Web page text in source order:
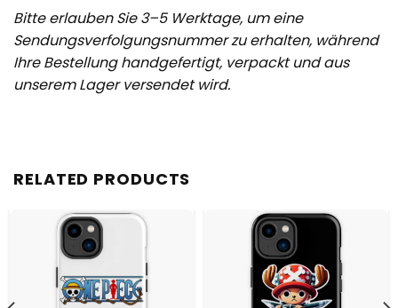
Bitte erlauben Sie 3–5 Werktage, um eine
Sendungsverfolgungsnummer zu erhalten, während
Ihre Bestellung handgefertigt, verpackt und aus
unserem Lager versendet wird.
RELATED PRODUCTS